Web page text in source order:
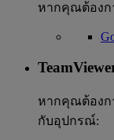
หากคุณต้องก
หากคุณต้องก
กับอุปกรณ์: